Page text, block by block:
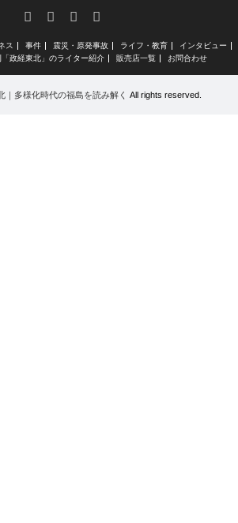
FacebookInstagram
RSS
ス 事件 震災・原発事故 ライフ・教育
インタビュー
「政経東北」のライター紹介 販売店一覧 お問合わせ
｜多様化時代の福島を読み解く All rights reserved.